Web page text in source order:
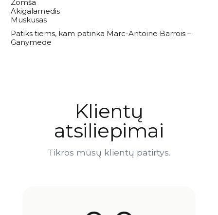
Zomša
Akigalamedis
Muskusas
Patiks tiems, kam patinka Marc-Antoine Barrois –
Ganymede
Klientų
atsiliepimai
Tikros mūsų klientų patirtys.